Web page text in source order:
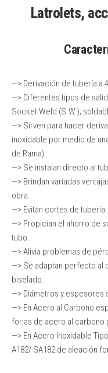
Latrolets,
—> Derivación de tubería a
—> Diferentes tipos de
Socket Weld (S.W.);
—> Sirven para hacer
inoxidable por medio de
de Rama).
—> Se instalan directo al
—> Brindan variadas
obra.
—> Evitan cortes de tubería.
—> Propician el ahorro de
tubo.
—> Alivia problemas de
—> Se adaptan perfecto al
biselado.
—> Diámetros y espesores
—> En Acero al Carbono
forjas de acero al carbono
—> En Acero Inoxidable
A182/ SA182 de aleación